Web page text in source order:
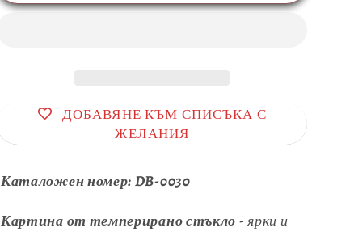
ДОБАВЯНЕ КЪМ СПИСЪКА С
ЖЕЛАНИЯ
Каталожен номер: DB-0030
Картина от темперирано стъкло -ярки и